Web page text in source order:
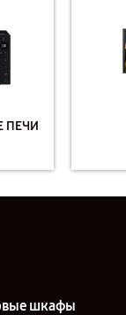
ПЕЧИ
шкафы